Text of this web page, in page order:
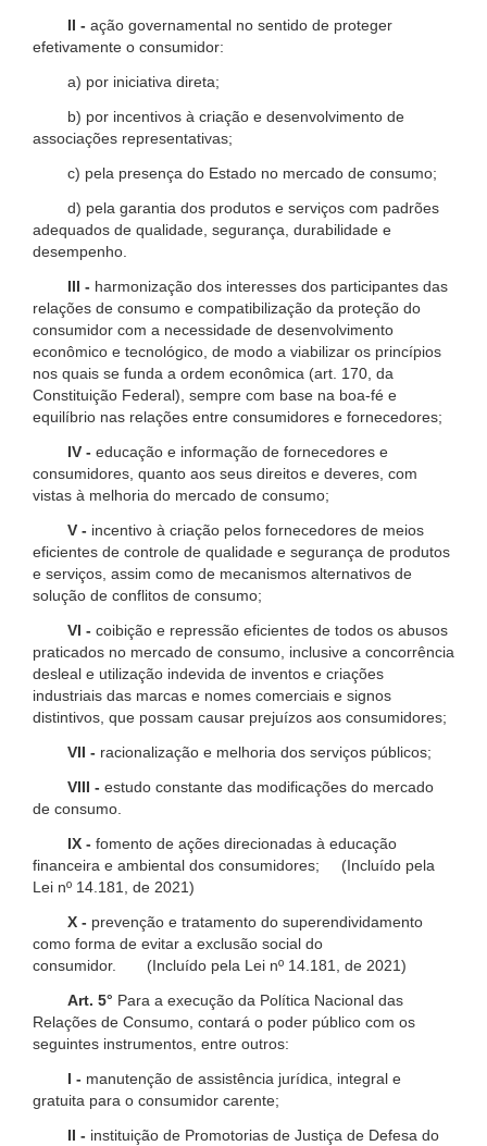
II - ação governamental no sentido de proteger
efetivamente o consumidor:
a) por iniciativa direta;
b) por incentivos à criação e desenvolvimento de
associações representativas;
c) pela presença do Estado no mercado de consumo;
d) pela garantia dos produtos e serviços com padrões
adequados de qualidade, segurança, durabilidade e
desempenho.
III - harmonização dos interesses dos participantes das
relações de consumo e compatibilização da proteção do
consumidor com a necessidade de desenvolvimento
econômico e tecnológico, de modo a viabilizar os princípios
nos quais se funda a ordem econômica (art. 170, da
Constituição Federal), sempre com base na boa-fé e
equilíbrio nas relações entre consumidores e fornecedores;
IV - educação e informação de fornecedores e
consumidores, quanto aos seus direitos e deveres, com
vistas à melhoria do mercado de consumo;
V - incentivo à criação pelos fornecedores de meios
eficientes de controle de qualidade e segurança de produtos
e serviços, assim como de mecanismos alternativos de
solução de conflitos de consumo;
VI - coibição e repressão eficientes de todos os abusos
praticados no mercado de consumo, inclusive a concorrência
desleal e utilização indevida de inventos e criações
industriais das marcas e nomes comerciais e signos
distintivos, que possam causar prejuízos aos consumidores;
VII - racionalização e melhoria dos serviços públicos;
VIII - estudo constante das modificações do mercado
de consumo.
IX - fomento de ações direcionadas à educação
financeira e ambiental dos consumidores; (Incluído pela
Lei nº 14.181, de 2021)
X - prevenção e tratamento do superendividamento
como forma de evitar a exclusão social do
consumidor. (Incluído pela Lei nº 14.181, de 2021)
Art. 5° Para a execução da Política Nacional das
Relações de Consumo, contará o poder público com os
seguintes instrumentos, entre outros:
I - manutenção de assistência jurídica, integral e
gratuita para o consumidor carente;
II - instituição de Promotorias de Justiça de Defesa do